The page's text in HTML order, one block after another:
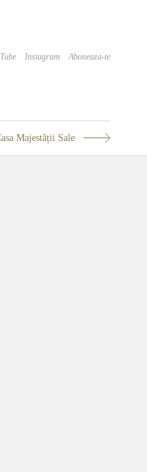
Instagram Aboneaza-te
Majestății Sale